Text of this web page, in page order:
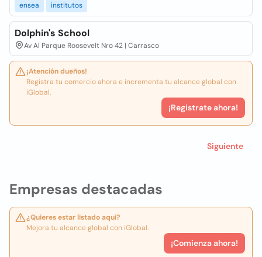
Empresas destacadas
¿Quieres estar listado aquí?
Mejora tu alcance global con iGlobal.
¡Comienza ahora!
ensea
institutos
Dolphin's School
Av Al Parque Roosevelt Nro 42 | Carrasco
¡Atención dueños!
Registra tu comercio ahora e incrementa tu alcance global con
iGlobal.
¡Registrate ahora!
Siguiente